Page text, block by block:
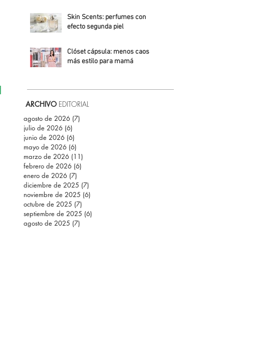
Skin Scents: perfumes con
efecto segunda piel
Clóset cápsula: menos caos,
más estilo para mamá
ARCHIVO EDITORIAL
agosto de 2026 (7)
julio de 2026 (6)
junio de 2026 (6)
mayo de 2026 (6)
marzo de 2026 (11)
febrero de 2026 (6)
enero de 2026 (7)
diciembre de 2025 (7)
noviembre de 2025 (6)
octubre de 2025 (7)
septiembre de 2025 (6)
agosto de 2025 (7)